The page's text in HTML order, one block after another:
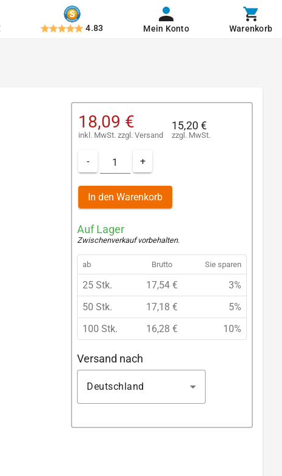
4.83 Mein Konto Warenkorb
18,09 €
inkl. MwSt. zzgl. Versand
15,20 €
zzgl. MwSt.
- +
In den Warenkorb
Auf Lager
Zwischenverkauf vorbehalten.
ab Brutto Sie sparen
25 Stk. 17,54 €
3%
50 Stk.
17,18 €
5%
100 Stk.
16,28 € 10%
Versand nach
Deutschland